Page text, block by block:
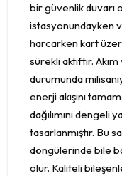
bir güvenlik duvarı
istasyonundayken
harcarken kart
sürekli aktiftir. Akım
durumunda
enerji akışını
dağılımını dengeli
tasarlanmıştır. Bu
döngülerinde bile
olur. Kaliteli